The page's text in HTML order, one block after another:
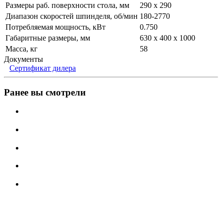
Размеры раб. поверхности стола, мм
290 х 290
Диапазон скоростей шпинделя, об/мин 180-2770
Потребляемая мощность, кВт
0.750
Габаритные размеры, мм
630 х 400 х 1000
Масса, кг
58
Документы
Сертификат дилера
Ранее вы смотрели